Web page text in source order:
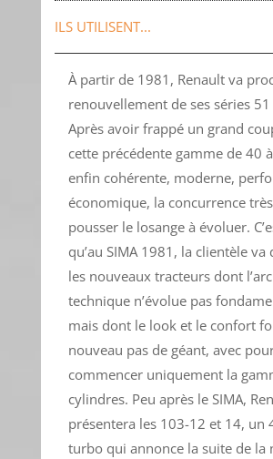
ILS UTILISENT...
À partir de 1981, Renault va
renouvellement de ses séries
Après avoir frappé un grand
cette précédente gamme de 40
enfin cohérente, moderne,
économique, la concurrence
pousser le losange à évoluer.
qu’au SIMA 1981, la clientèle
les nouveaux tracteurs dont
technique n’évolue pas
mais dont le look et le confort
nouveau pas de géant, avec
commencer uniquement la
cylindres. Peu après le SIMA,
présentera les 103-12 et 14, un
turbo qui annonce la suite de la